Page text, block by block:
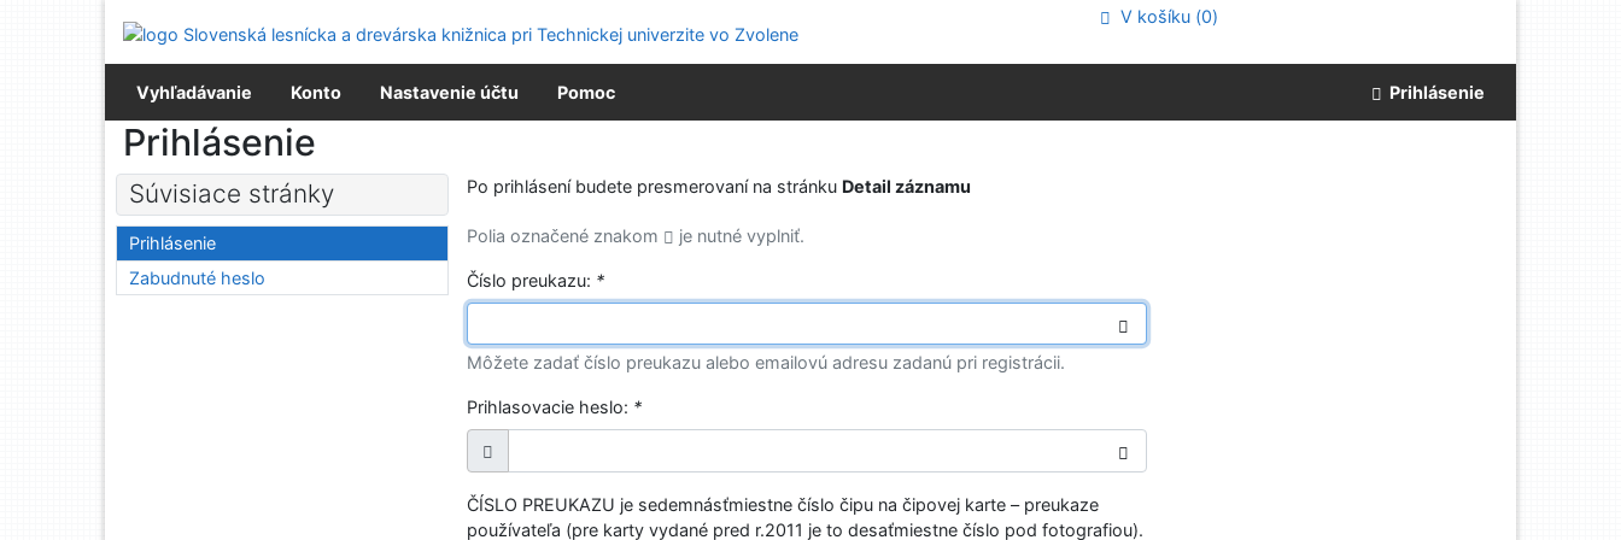
Prejsť na menu
Prehlásenie o webovej prístupnosti
V košíku (0)
Vyhľadávanie Konto Nastavenie účtu Pomoc Prihlásenie
Prihlásenie
Po prihlásení budete presmerovaní na stránku Detail záznamu
Polia označené znakom je nutné vyplniť.
Číslo preukazu: *
Môžete zadať číslo preukazu alebo emailovú adresu zadanú pri registrácii.
Prihlasovacie heslo: *
ČÍSLO PREUKAZU je sedemnásťmiestne číslo čipu na čipovej karte – preukaze
používateľa (pre karty vydané pred r.2011 je to desaťmiestne číslo pod fotografiou).
Súvisiace stránky
Prihlásenie
Zabudnuté heslo